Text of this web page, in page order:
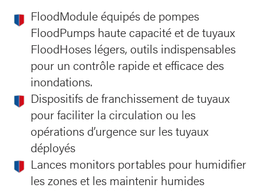
FloodModule équipés de pompes
FloodPumps haute capacité et de tuyaux
FloodHoses légers, outils indispensables
pour un contrôle rapide et efficace des
inondations.
Dispositifs de franchissement de tuyaux
pour faciliter la circulation ou les
opérations d’urgence sur les tuyaux
déployés
Lances monitors portables pour humidifier
les zones et les maintenir humides